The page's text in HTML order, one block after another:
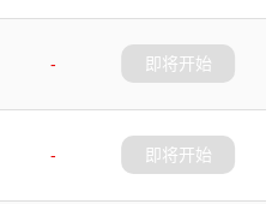
-
即将开始
-
即将开始